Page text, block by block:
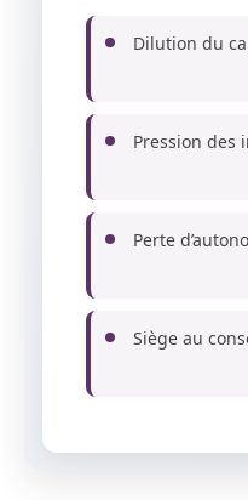
Dilution du
Pression des
Perte
Siège au